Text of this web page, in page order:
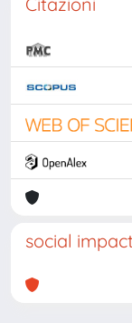
social impact